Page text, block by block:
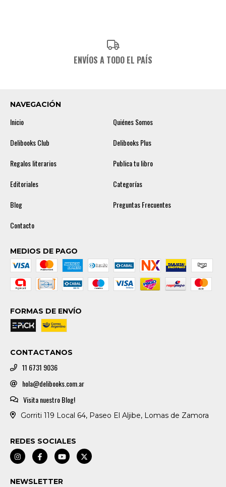
ENVÍOS A TODO EL PAÍS
NAVEGACIÓN
Inicio
Quiénes Somos
Delibooks Club
Delibooks Plus
Regalos literarios
Publica tu libro
Editoriales
Categorías
Blog
Preguntas Frecuentes
Contacto
MEDIOS DE PAGO
FORMAS DE ENVÍO
CONTACTANOS
11 6731 9036
hola@delibooks.com.ar
Visita nuestro Blog!
Gorriti 119 Local 64, Paseo El Aljibe, Lomas de Zamora
REDES SOCIALES
NEWSLETTER